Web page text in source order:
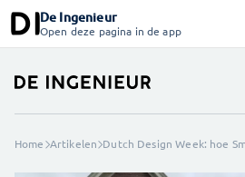
De Ingenieur
Open deze pagina in de app
Home Artikelen Dutch Design Week: hoe